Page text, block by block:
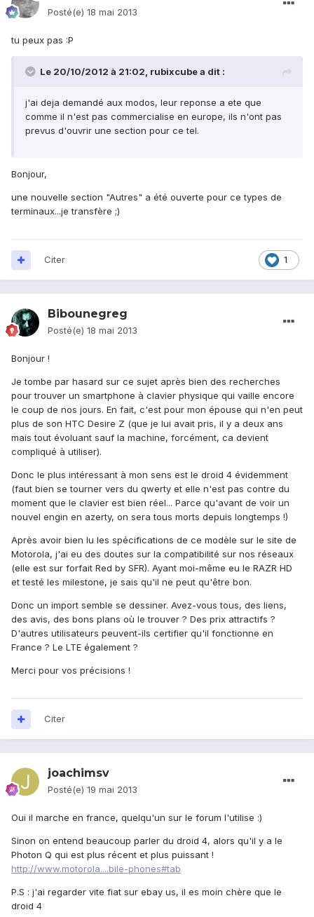
Posté(e) 18 mai 2013
tu peux pas :P
Le 20/10/2012 à 21:02, rubixcube a dit :
j'ai deja demandé aux modos, leur reponse a ete que
comme il n'est pas commercialise en europe, ils n'ont pas
prevus d'ouvrir une section pour ce tel.
Bonjour,
une nouvelle section "Autres" a été ouverte pour ce types de
terminaux...je transfère ;)
1
Citer
Bibounegreg
Posté(e) 18 mai 2013
Bonjour !
Je tombe par hasard sur ce sujet après bien des recherches
pour trouver un smartphone à clavier physique qui vaille encore
le coup de nos jours. En fait, c'est pour mon épouse qui n'en peut
plus de son HTC Desire Z (que je lui avait pris, il y a deux ans
mais tout évoluant sauf la machine, forcément, ca devient
compliqué à utiliser).
Donc le plus intéressant à mon sens est le droid 4 évidemment
(faut bien se tourner vers du qwerty et elle n'est pas contre du
moment que le clavier est bien réel... Parce qu'avant de voir un
nouvel engin en azerty, on sera tous morts depuis longtemps !)
Après avoir bien lu les spécifications de ce modèle sur le site de
Motorola, j'ai eu des doutes sur la compatibilité sur nos réseaux
(elle est sur forfait Red by SFR). Ayant moi-même eu le RAZR HD
et testé les milestone, je sais qu'il ne peut qu'être bon.
Donc un import semble se dessiner. Avez-vous tous, des liens,
des avis, des bons plans où le trouver ? Des prix attractifs ?
D'autres utilisateurs peuvent-ils certifier qu'il fonctionne en
France ? Le LTE également ?
Merci pour vos précisions !
Citer
joachimsv
Posté(e) 19 mai 2013
Oui il marche en france, quelqu'un sur le forum l'utilise :)
Sinon on entend beaucoup parler du droid 4, alors qu'il y a le
Photon Q qui est plus récent et plus puissant !
http://www.motorola....bile-phones#tab
P.S : j'ai regarder vite fiat sur ebay us, il es moin chère que le
droid 4